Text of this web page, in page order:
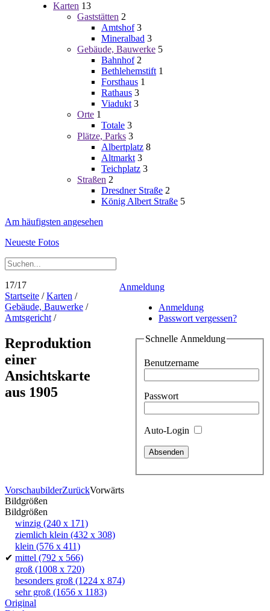
Karten 13
Gaststätten 2
Amtshof 3
Mineralbad 3
Gebäude, Bauwerke 5
Bahnhof 2
Bethlehemstift 1
Forsthaus 1
Rathaus 3
Viadukt 3
Orte 1
Totale 3
Plätze, Parks 3
Albertplatz 8
Altmarkt 3
Teichplatz 3
Straßen 2
Dresdner Straße 2
König Albert Straße 5
Am häufigsten angesehen
Neueste Fotos
Anmeldung
Anmeldung
Passwort vergessen?
Schnelle Anmeldung
Benutzername
Passwort
Auto-Login
17/17
Startseite /Karten /
Gebäude, Bauwerke /
Amtsgericht /
Reproduktion
einer
Ansichtskarte
aus 1905
VorschaubilderZurückVorwärts
Bildgrößen
Bildgrößen
winzig (240 x 171)
ziemlich klein (432 x 308)
klein (576 x 411)
✔ mittel (792 x 566)
groß (1008 x 720)
besonders groß (1224 x 874)
sehr groß (1656 x 1183)
Original